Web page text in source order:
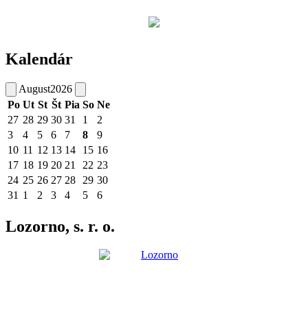
Kalendár
August2026
Po Ut St Št Pia So Ne
27 28 29 30 31 1
2
3
4 5 6 7 8
9
10 11 12 13 14 15 16
17 18 19 20 21 22 23
24 25 26 27 28 29 30
31 1 2 3 4 5 6
Lozorno, s. r. o.